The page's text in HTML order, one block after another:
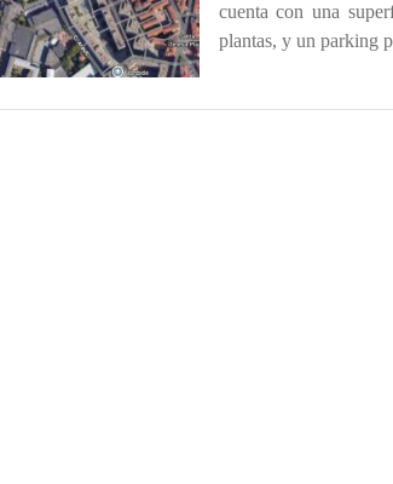
cuenta con una
plantas, y un parking